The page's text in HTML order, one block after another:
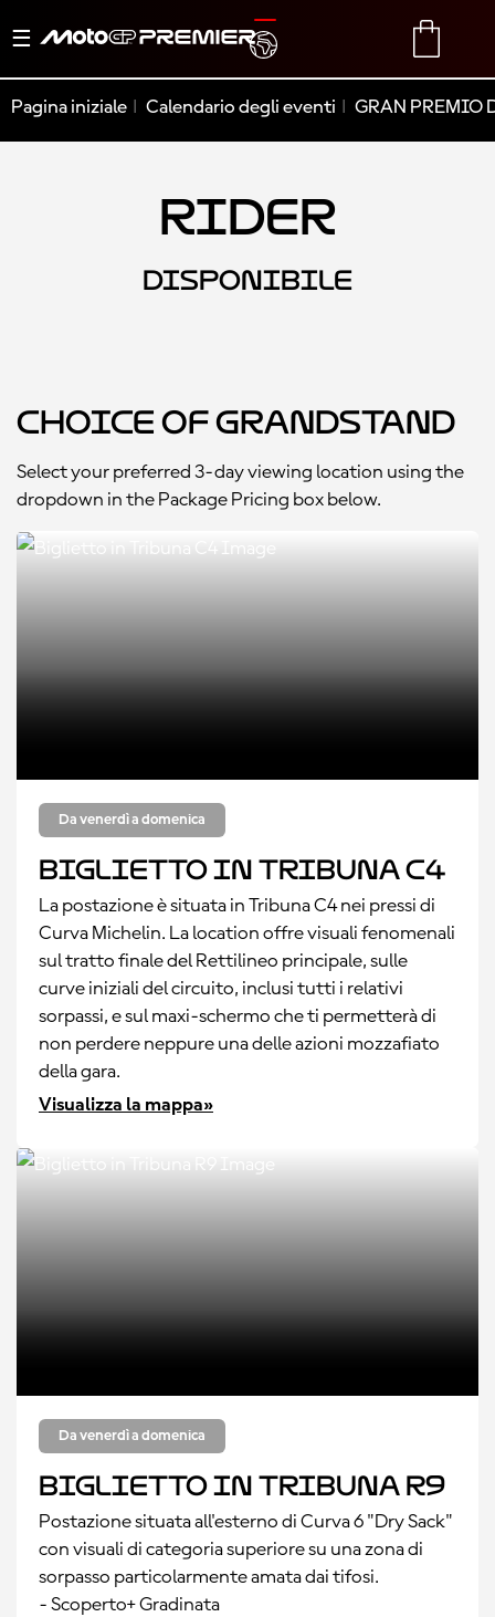
Menu
navigazione
TRANSLATE
Pagina iniziale Calendario degli eventi GRAN PREMIO
Rider
DISPONIBILE
Choice of Grandstand
Select your preferred 3-day viewing location using the
dropdown in the Package Pricing box below.
Da venerdì a domenica
Biglietto in Tribuna C4
La postazione è situata in Tribuna C4 nei pressi di
Curva Michelin. La location offre visuali fenomenali
sul tratto finale del Rettilineo principale, sulle
curve iniziali del circuito, inclusi tutti i relativi
sorpassi, e sul maxi-schermo che ti permetterà di
non perdere neppure una delle azioni mozzafiato
della gara.
Visualizza la mappa»
Da venerdì a domenica
Biglietto in Tribuna R9
Postazione situata all'esterno di Curva 6 "Dry Sack"
con visuali di categoria superiore su una zona di
sorpasso particolarmente amata dai tifosi.
- Scoperto+ Gradinata